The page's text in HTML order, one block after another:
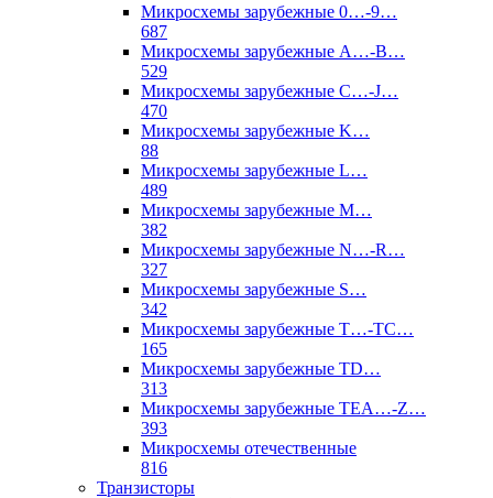
Микросхемы зарубежные 0…-9…
687
Микросхемы зарубежные A…-B…
529
Микросхемы зарубежные C…-J…
470
Микросхемы зарубежные K…
88
Микросхемы зарубежные L…
489
Микросхемы зарубежные M…
382
Микросхемы зарубежные N…-R…
327
Микросхемы зарубежные S…
342
Микросхемы зарубежные T…-TC…
165
Микросхемы зарубежные TD…
313
Микросхемы зарубежные TEA…-Z…
393
Микросхемы отечественные
816
Транзисторы